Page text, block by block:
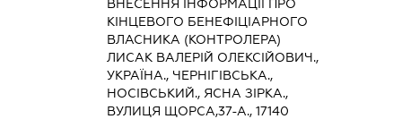
ВНЕСЕННЯ ІНФОРМАЦІЇ ПРО
КІНЦЕВОГО БЕНЕФІЦІАРНОГО
ВЛАСНИКА (КОНТРОЛЕРА)
ЛИСАК ВАЛЕРІЙ ОЛЕКСІЙОВИЧ.,
УКРАЇНА., ЧЕРНІГІВСЬКА.,
НОСІВСЬКИЙ., ЯСНА ЗІРКА.,
ВУЛИЦЯ ЩОРСА,37-А., 17140